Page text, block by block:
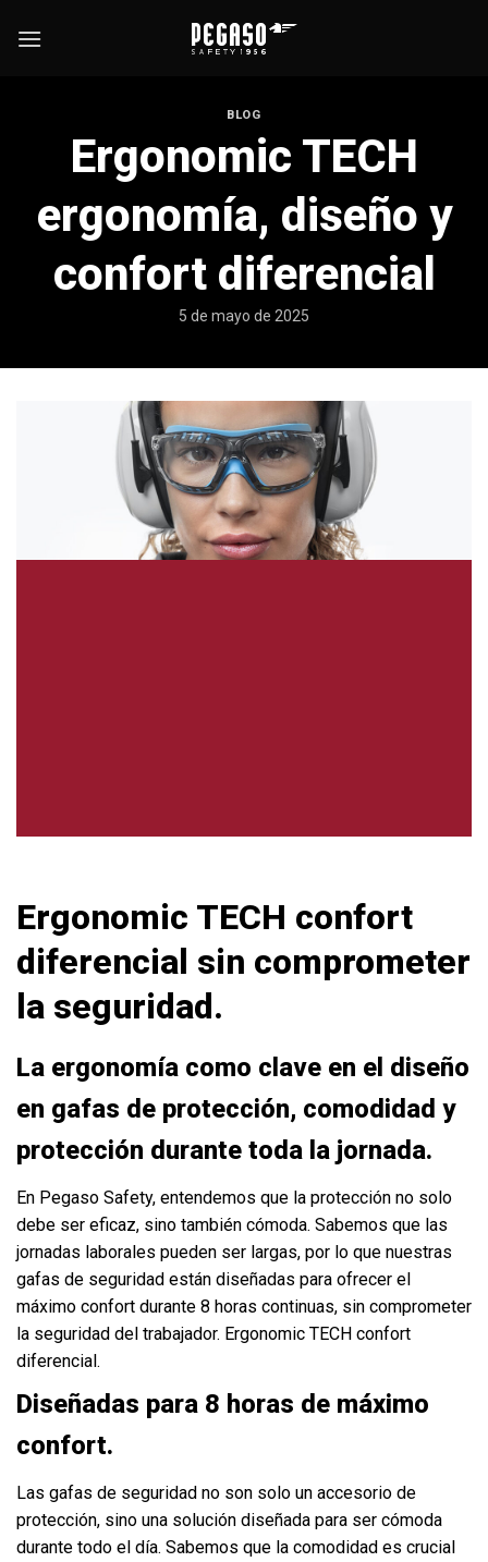
BLOG
Ergonomic TECH
ergonomía, diseño y
confort diferencial
5 de mayo de 2025
Ergonomic TECH confort
diferencial sin comprometer
la seguridad.
La ergonomía como clave en el diseño
en gafas de protección, comodidad y
protección durante toda la jornada.
En Pegaso Safety, entendemos que la protección no solo
debe ser eficaz, sino también cómoda. Sabemos que las
jornadas laborales pueden ser largas, por lo que nuestras
gafas de seguridad están diseñadas para ofrecer el
máximo confort durante 8 horas continuas, sin comprometer
la seguridad del trabajador. Ergonomic TECH confort
diferencial.
Diseñadas para 8 horas de máximo
confort.
Las gafas de seguridad no son solo un accesorio de
protección, sino una solución diseñada para ser cómoda
durante todo el día. Sabemos que la comodidad es crucial